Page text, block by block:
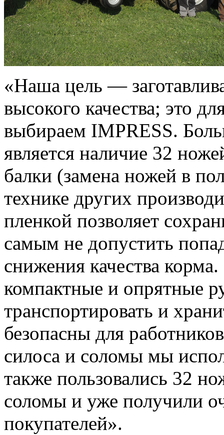
«Наша цель —
высокого качества; это
выбираем IMPRESS.
является наличие 32
балки (замена ножей в
технике других
пленкой позволяет
самым не допустить
снижения качества
компактные и опрятные
транспортировать и
безопасны для
силоса и соломы мы
также пользовались 32
соломы и уже получили
покупателей».